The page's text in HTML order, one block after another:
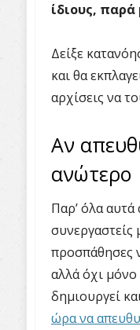
ίδιους, παρά
Δείξε
και θα
αρχίσεις να
Αν
ανώτερο
Παρ’ όλα
συνεργαστείς
προσπάθησες
αλλά όχι
δημιουργεί
ώρα να